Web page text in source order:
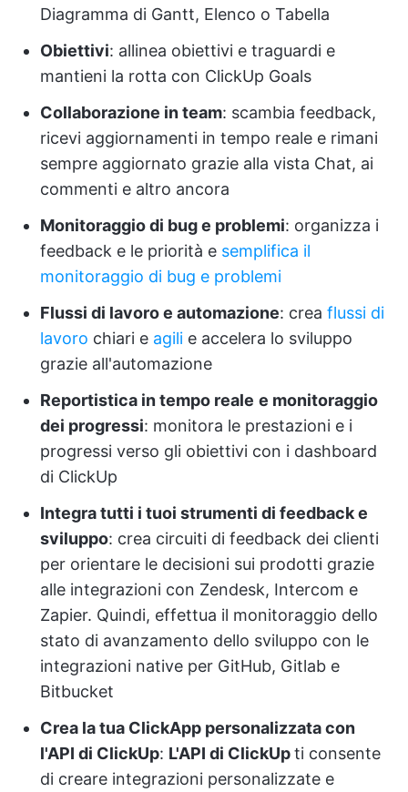
Diagramma di Gantt, Elenco o Tabella
Obiettivi: allinea obiettivi e traguardi e
mantieni la rotta con ClickUp Goals
Collaborazione in team: scambia feedback,
ricevi aggiornamenti in tempo reale e rimani
sempre aggiornato grazie alla vista Chat, ai
commenti e altro ancora
Monitoraggio di bug e problemi: organizza i
feedback e le priorità e semplifica il
monitoraggio di bug e problemi
Flussi di lavoro e automazione: crea flussi di
lavoro chiari e agili e accelera lo sviluppo
grazie all'automazione
Reportistica in tempo reale e monitoraggio
dei progressi: monitora le prestazioni e i
progressi verso gli obiettivi con i dashboard
di ClickUp
Integra tutti i tuoi strumenti di feedback e
sviluppo: crea circuiti di feedback dei clienti
per orientare le decisioni sui prodotti grazie
alle integrazioni con Zendesk, Intercom e
Zapier. Quindi, effettua il monitoraggio dello
stato di avanzamento dello sviluppo con le
integrazioni native per GitHub, Gitlab e
Bitbucket
Crea la tua ClickApp personalizzata con
l'API di ClickUp: L'API di ClickUpti consente
di creare integrazioni personalizzate e